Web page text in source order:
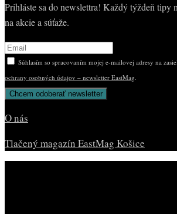
Prihláste sa do newslettra! Každý týždeň tipy
na akcie a súťaže.
Súhlasím so spracovaním mojej e-mailovej adresy na
ochrany osobných údajov – newsletter EastMag.
O nás
Tlačený magazín EastMag Košice